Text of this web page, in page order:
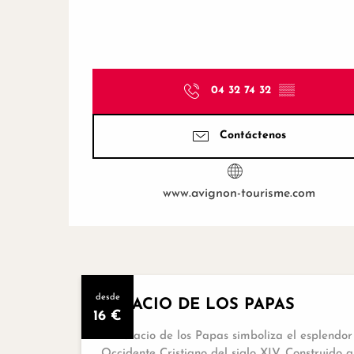
04 32 74 32 ▒▒
Contáctenos
www.avignon-tourisme.com
desde
16 €
PALACIO DE LOS PAPAS
El Palacio de los Papas simboliza el